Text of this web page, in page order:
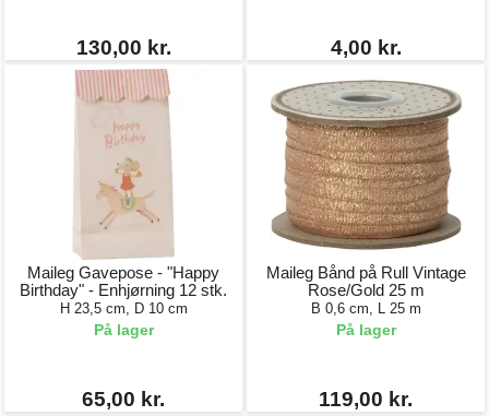
130,00 kr. 4,00 kr.
Maileg Gavepose - "Happy
Birthday" - Enhjørning 12 stk.
H 23,5 cm, D 10 cm
På lager
65,00 kr.
Maileg Bånd på Rull Vintage
Rose/Gold 25 m
B 0,6 cm, L 25 m
På lager
119,00 kr.